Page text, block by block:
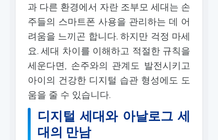
과 다른 환경에서 자란 조부모 세대는 손
주들의 스마트폰 사용을 관리하는 데 어
려움을 느끼곤 합니다. 하지만 걱정 마세
요. 세대 차이를 이해하고 적절한 규칙을
세운다면, 손주와의 관계도 발전시키고
아이의 건강한 디지털 습관 형성에도 도
움을 줄 수 있습니다.
디지털 세대와 아날로그 세
대의 만남